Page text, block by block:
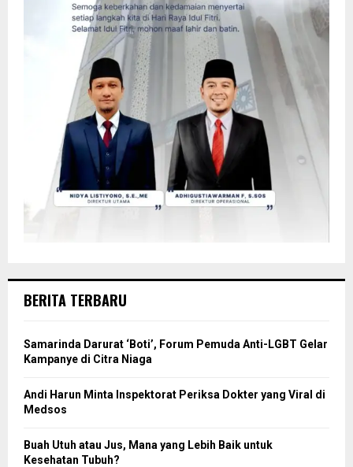
BERITA TERBARU
Samarinda Darurat ‘Boti’, Forum Pemuda Anti-LGBT Gelar
Kampanye di Citra Niaga
Andi Harun Minta Inspektorat Periksa Dokter yang Viral di
Medsos
Buah Utuh atau Jus, Mana yang Lebih Baik untuk
Kesehatan Tubuh?